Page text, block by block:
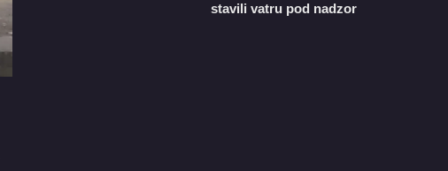
stavili vatru pod nadzor